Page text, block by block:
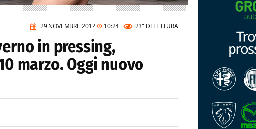
29 NOVEMBRE 2012 10:24 23" DI LETTURA
in pressing,
marzo. Oggi nuovo